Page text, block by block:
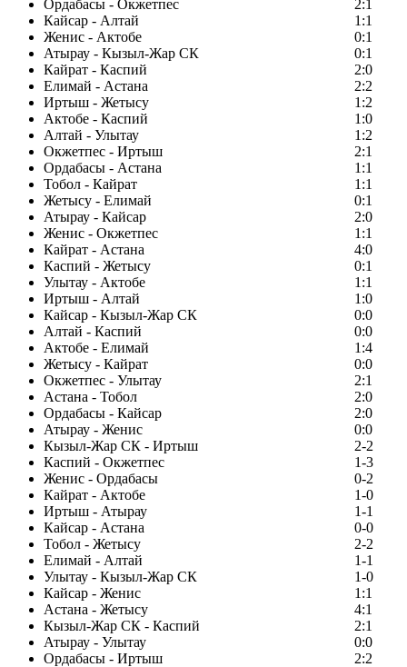
Ордабасы - Окжетпес
2:1
Кайсар - Алтай
1:1
Женис - Актобе
0:1
Атырау - Кызыл-Жар СК
0:1
Кайрат - Каспий
2:0
Елимай - Астана
2:2
Иртыш - Жетысу
1:2
Актобе - Каспий
1:0
Алтай - Улытау
1:2
Окжетпес - Иртыш
2:1
Ордабасы - Астана
1:1
Тобол - Кайрат
1:1
Жетысу - Елимай
0:1
Атырау - Кайсар
2:0
Женис - Окжетпес
1:1
Кайрат - Астана
4:0
Каспий - Жетысу
0:1
Улытау - Актобе
1:1
Иртыш - Алтай
1:0
Кайсар - Кызыл-Жар СК
0:0
Алтай - Каспий
0:0
Актобе - Елимай
1:4
Жетысу - Кайрат
0:0
Окжетпес - Улытау
2:1
Астана - Тобол
2:0
Ордабасы - Кайсар
2:0
Атырау - Женис
0:0
Кызыл-Жар СК - Иртыш
2-2
Каспий - Окжетпес
1-3
Женис - Ордабасы
0-2
Кайрат - Актобе
1-0
Иртыш - Атырау
1-1
Кайсар - Астана
0-0
Тобол - Жетысу
2-2
Елимай - Алтай
1-1
Улытау - Кызыл-Жар СК
1-0
Кайсар - Женис
1:1
Астана - Жетысу
4:1
Кызыл-Жар СК - Каспий
2:1
Атырау - Улытау
0:0
Ордабасы - Иртыш
2:2